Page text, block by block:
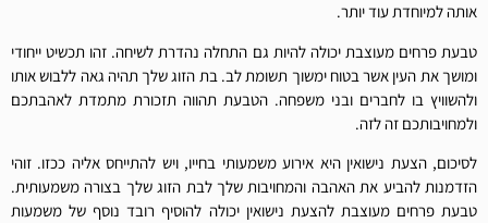
אותה למיוחדת עוד יותר.
טבעת פרחים מעוצבת יכולה להיות גם התחלה נהדרת לשיחה. זהו תכשיט ייחודי
ומושך את העין אשר בטוח ימשוך תשומת לב. בת הזוג שלך תהיה גאה ללבוש אותו
ולהשוויץ בו לחברים ובני משפחה. הטבעת תהווה תזכורת מתמדת לאהבתכם
ולמחויבותכם זה לזה.
לסיכום, הצעת נישואין היא אירוע משמעותי בחייו, ויש להתייחס אליה ככזו. זוהי
הזדמנות להביע את האהבה והמחויבות שלך לבת הזוג שלך בצורה משמעותית.
טבעת פרחים מעוצבת להצעת נישואין יכולה להוסיף רובד נוסף של משמעות